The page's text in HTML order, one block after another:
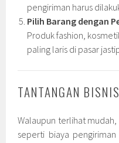
pengiriman harus
Pilih Barang dengan
Produk fashion,
paling laris di pasar
TANTANGAN
Walaupun terlihat
seperti biaya